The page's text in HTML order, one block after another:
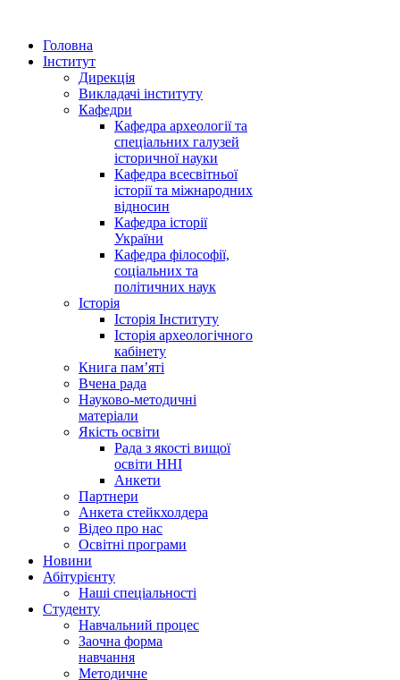
Головна
Інститут
Дирекція
Викладачі інституту
Кафедри
Кафедра археології та
спеціальних галузей
історичної науки
Кафедра всесвітньої
історії та міжнародних
відносин
Кафедра історії
України
Кафедра філософії,
соціальних та
політичних наук
Історія
Історія Інституту
Історія археологічного
кабінету
Книга памʼяті
Вчена рада
Науково-методичні
матеріали
Якість освіти
Рада з якості вищої
освіти ННІ
Анкети
Партнери
Анкета стейкхолдера
Відео про нас
Освітні програми
Hовини
Абітурієнту
Наші спеціальності
Студенту
Навчальний процес
Заочна форма
навчання
Методичне